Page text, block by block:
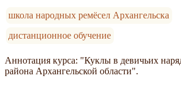
школа народных ремёсел Архангельска
дистанционное обучение
Аннотация курса: "Куклы в девичьих
района Архангельской области".